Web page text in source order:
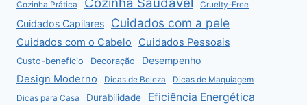
Cozinha Prática Cruelty-Free
Cuidados Capilares Cuidados com a pele
Cuidados com o Cabelo Cuidados Pessoais
Custo-benefício Decoração Desempenho
Design Moderno Dicas de Beleza
Dicas de Maquiagem
Dicas para Casa
Durabilidade Eficiência Energética